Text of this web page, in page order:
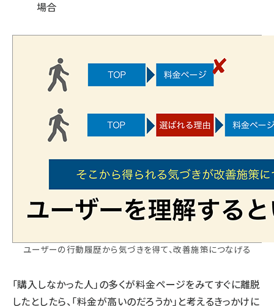
場合
ユーザーの行動履歴から気づきを得て、改善施策につなげる
「購入しなかった人」の多くが料金ページをみてすぐに離脱
したとしたら、「料金が高いのだろうか」と考えるきっかけに